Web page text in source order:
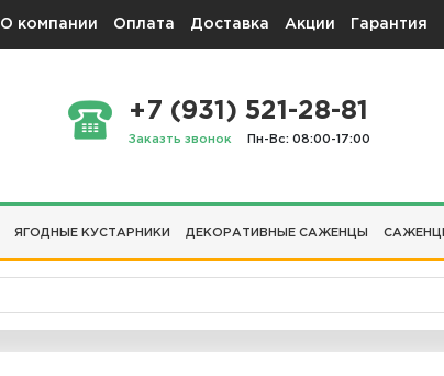
О компании Оплата Доставка Акции Гарантия
+7 (931) 521-28-81
Заказть звонок Пн-Вс: 08:00-17:00
ЯГОДНЫЕ КУСТАРНИКИ ДЕКОРАТИВНЫЕ САЖЕНЦЫ